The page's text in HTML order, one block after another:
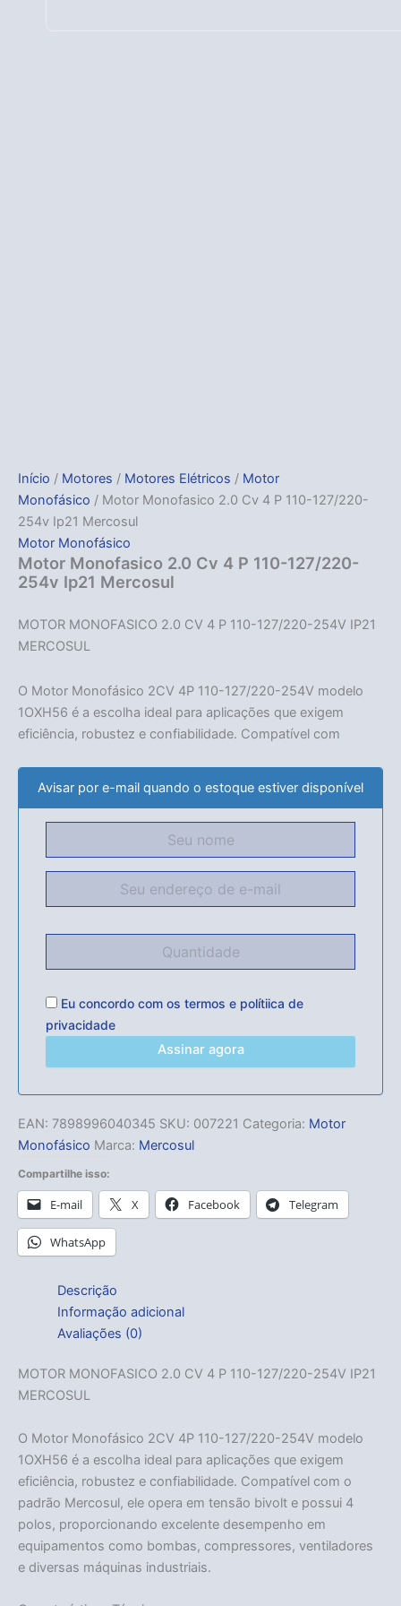
Início / Motores / Motores Elétricos / Motor
Monofásico / Motor Monofasico 2.0 Cv 4 P 110-127/220-
254v Ip21 Mercosul
Motor Monofásico
Motor Monofasico 2.0 Cv 4 P 110-127/220-
254v Ip21 Mercosul
MOTOR MONOFASICO 2.0 CV 4 P 110-127/220-254V IP21
MERCOSUL
O Motor Monofásico 2CV 4P 110-127/220-254V modelo
1OXH56 é a escolha ideal para aplicações que exigem
eficiência, robustez e confiabilidade. Compatível com
Avisar por e-mail quando o estoque estiver disponível
Eu concordo com os termos e polítiica de
privacidade
Assinar agora
EAN: 7898996040345 SKU: 007221 Categoria: Motor
Monofásico Marca: Mercosul
Compartilhe isso:
E-mail X Facebook Telegram
WhatsApp
Descrição
Informação adicional
Avaliações (0)
MOTOR MONOFASICO 2.0 CV 4 P 110-127/220-254V IP21
MERCOSUL
O Motor Monofásico 2CV 4P 110-127/220-254V modelo
1OXH56 é a escolha ideal para aplicações que exigem
eficiência, robustez e confiabilidade. Compatível com o
padrão Mercosul, ele opera em tensão bivolt e possui 4
polos, proporcionando excelente desempenho em
equipamentos como bombas, compressores, ventiladores
e diversas máquinas industriais.